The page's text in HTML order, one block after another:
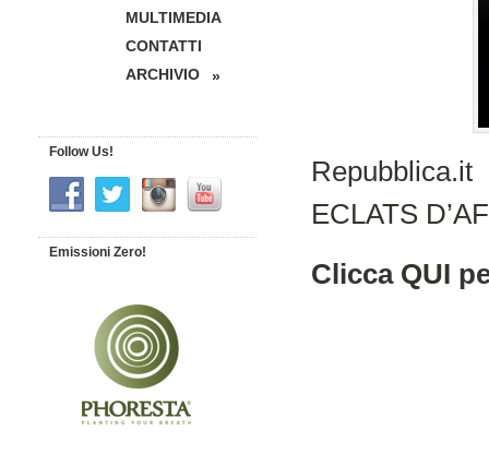
Repubblica.it
ECLATS
Clicca QUI
MULTIMEDIA
CONTATTI
ARCHIVIO
»
Follow Us!
Emissioni Zero!